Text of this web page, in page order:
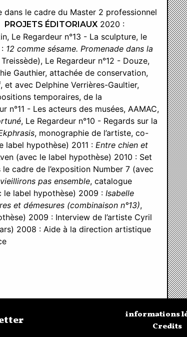
le cadre du Master 2 professionnel
PROJETS ÉDITORIAUX 2020 :
Le Regardeur n°13 - La sculpture, le
12 comme sésame. Promenade dans la
Le Regardeur n°12 - Douze,
Gauthier, attachée de conservation,
avec Delphine Verrières-Gaultier,
temporaires, de la
n°11 - Les acteurs des musées, AAMAC,
, Le Regardeur n°10 - Regards sur la
, monographie de l’artiste, co-
hypothèse) 2011 : Entre chien et
(avec le label hypothèse) 2010 : Set
cadre de l’exposition Number 7 (avec
pas ensemble, catalogue
le label hypothèse) 2009 : Isabelle
et démesures (combinaison n°13),
2009 : Interview de l’artiste Cyril
2008 : Aide à la direction artistique
informations
Credits